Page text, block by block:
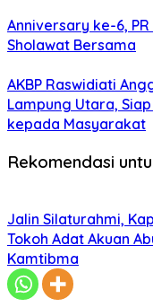
Anniversary ke-6,
Sholawat Bersama
AKBP Raswidiati
Lampung Utara,
kepada Masyarakat
Rekomendasi
Jalin Silaturahmi,
Tokoh Adat Akuan
Kamtibma